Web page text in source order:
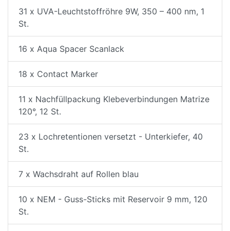
31 x UVA-Leuchtstoffröhre 9W, 350 – 400 nm, 1
St.
16 x Aqua Spacer Scanlack
18 x Contact Marker
11 x Nachfüllpackung Klebeverbindungen Matrize
120°, 12 St.
23 x Lochretentionen versetzt - Unterkiefer, 40
St.
7 x Wachsdraht auf Rollen blau
10 x NEM - Guss-Sticks mit Reservoir 9 mm, 120
St.